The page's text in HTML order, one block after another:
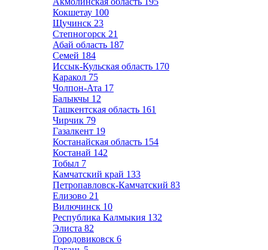
Кокшетау 100
Щучинск 23
Степногорск 21
Абай область 187
Семей 184
Иссык-Кульская область 170
Каракол 75
Чолпон-Ата 17
Балыкчы 12
Ташкентская область 161
Чирчик 79
Газалкент 19
Костанайская область 154
Костанай 142
Тобыл 7
Камчатский край 133
Петропавловск-Камчатский 83
Елизово 21
Вилючинск 10
Республика Калмыкия 132
Элиста 82
Городовиковск 6